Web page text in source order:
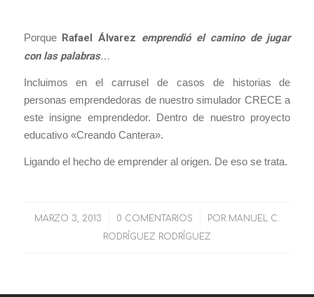
Porque Rafael Álvarez emprendió el camino de jugar
con las palabras…
Incluimos en el carrusel de casos de historias de
personas emprendedoras de nuestro simulador CRECE a
este insigne emprendedor. Dentro de nuestro proyecto
educativo «Creando Cantera».
Ligando el hecho de emprender al origen. De eso se trata.
MARZO 3, 2013
/ 0 COMENTARIOS
/ POR MANUEL C.
RODRÍGUEZ RODRÍGUEZ